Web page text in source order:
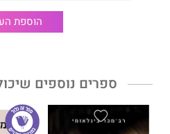
הוספת
ספרים נוספים